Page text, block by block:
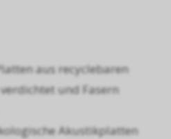
aus recyclebaren
und Fasern
Akustikplatten